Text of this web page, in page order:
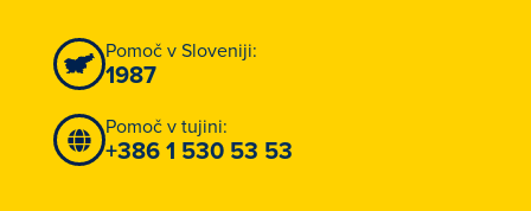
Pomoč v Sloveniji:
1987
Pomoč v tujini:
+386 1 530 53 53